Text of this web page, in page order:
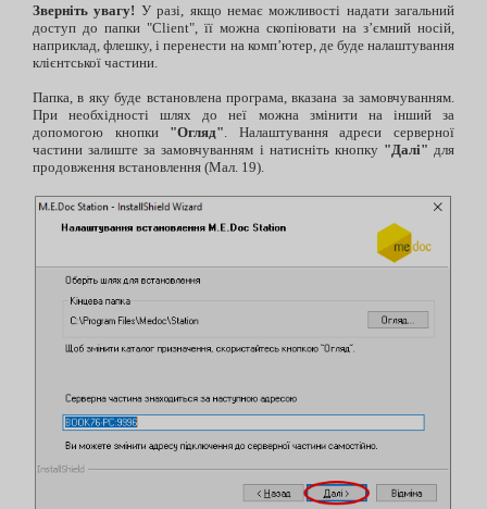
Зверніть увагу! У разі, якщо немає можливості надати загальний
доступ до папки "Client", її можна скопіювати на з’ємний носій,
наприклад, флешку, і перенести на комп’ютер, де буде налаштування
клієнтської частини.
Папка, в яку буде встановлена програма, вказана за замовчуванням.
При необхідності шлях до неї можна змінити на інший за
допомогою кнопки "Огляд" . Налаштування адреси серверної
частини залиште за замовчуванням і натисніть кнопку "Далі" для
продовження встановлення (Мал. 19).